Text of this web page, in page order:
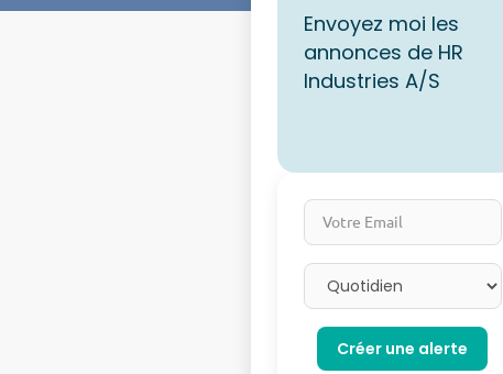
Envoyez moi les
annonces de HR
Industries A/S
Votre Email
Email frequency